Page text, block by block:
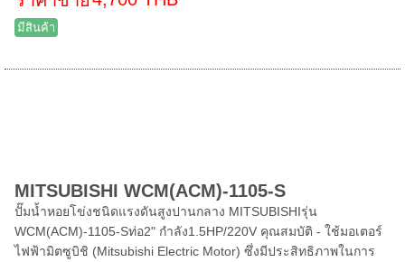
มีสินค้า
MITSUBISHI WCM(ACM)-1105-S
ปั๊มน้ำหอยโข่งชนิดแรงดันสูงปานกลาง MITSUBISHIรุ่น
WCM(ACM)-1105-Sท่อ2" กำลัง1.5HP/220V คุณสมบัติ - ใช้มอเตอร์
ไฟฟ้ามิตซูบิชิ (Mitsubishi Electric Motor) ซึ่งมีประสิทธิภาพในการ